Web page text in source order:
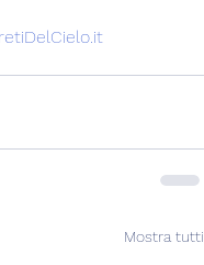
Mostra tutti